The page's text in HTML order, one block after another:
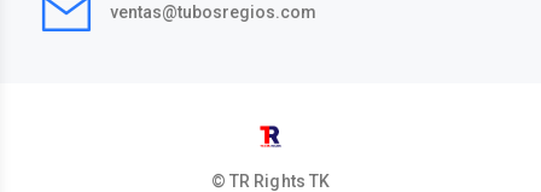
ventas@tubosregios.com
© TR RightsTK